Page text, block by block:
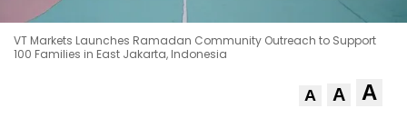
VT Markets Launches Ramadan Community Outreach to Support
100 Families in East Jakarta, Indonesia
A A A